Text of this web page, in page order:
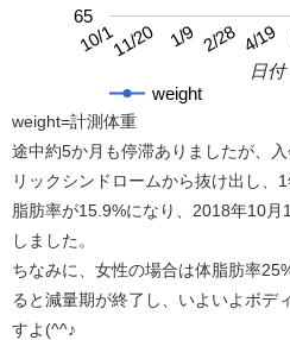
weight
10/111/20 1/9 2/28 4/19
65
日付
weight=計測体重
途中約5か月も停滞ありましたが、
リックシンドロームから抜け出し、
脂肪率が15.9%になり、2018年10
しました。
ちなみに、女性の場合は体脂肪率
ると減量期が終了し、いよいよボデ
すよ(^^♪